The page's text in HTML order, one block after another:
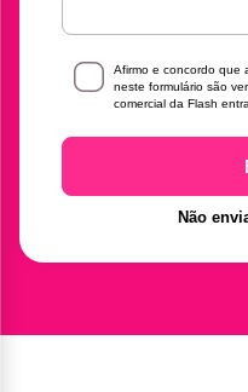
Afirmo e concordo que
neste formulário são
comercial da Flash
Não